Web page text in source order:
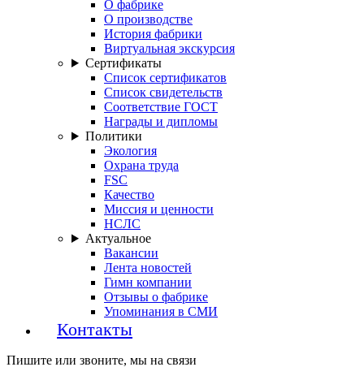
О фабрике
О производстве
История фабрики
Виртуальная экскурсия
Сертификаты
Список сертификатов
Список свидетельств
Соответствие ГОСТ
Награды и дипломы
Политики
Экология
Охрана труда
FSC
Качество
Миссия и ценности
НСЛС
Актуальное
Вакансии
Лента новостей
Гимн компании
Отзывы о фабрике
Упоминания в СМИ
Контакты
Пишите или звоните, мы на связи